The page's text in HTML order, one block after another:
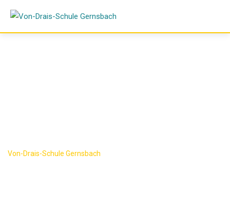
content
Von-Drais-Schule Gernsbach